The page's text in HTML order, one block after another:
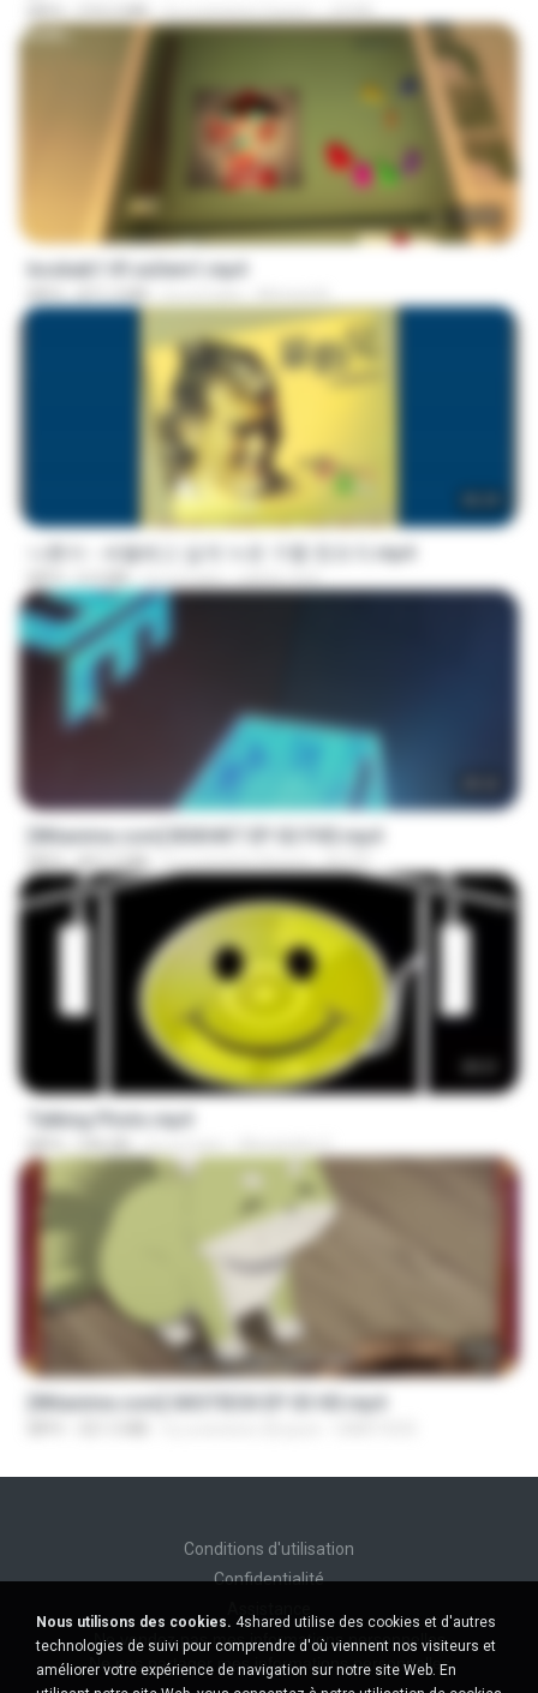
MP4 210.2 MB il y a environ 2 jours JUVIA
bosbab1 tfl za3em1.mp4
MP4 871.3 MB Ahmed A.
나훈아 - 세월베고 길게 누운 구름 한조각.mp4
MP4 6.0 MB il y a 3 ans castor-trot
[Witanime.com] BSKHKT EP 02 FHD.mp4
MP4 847.2 MB il y a environ 8 jours BLITR
Talking Photo.mp4
546 KB il y a 2 ans Alexandre V.
[Witanime.com] GKSTIEOII EP 03 HD.mp4
Conditions d'utilisation
Confidentialité
Ne vendez pas mes informations personnelles
Ne pas partager mes informations personnelles
Nous utilisons des cookies. 4shared utilise des cookies et d'autres
technologies de suivi pour comprendre d'où viennent nos visiteurs et
améliorer votre expérience de navigation sur notre site Web. En